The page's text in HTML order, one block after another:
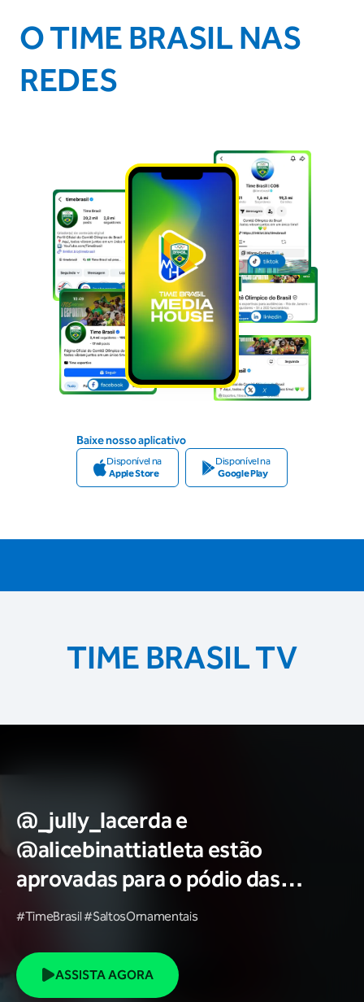
O TIME BRASIL NAS
REDES
Baixe nosso aplicativo
Disponível na
Apple Store
Disponível na
Google Play
TIME BRASIL TV
@_jully_lacerda​ e
@alicebinattiatleta​ estão
aprovadas para o pódio das
poses? 🥇✨
#TimeBrasil #SaltosOrnamentais
ASSISTA AGORA